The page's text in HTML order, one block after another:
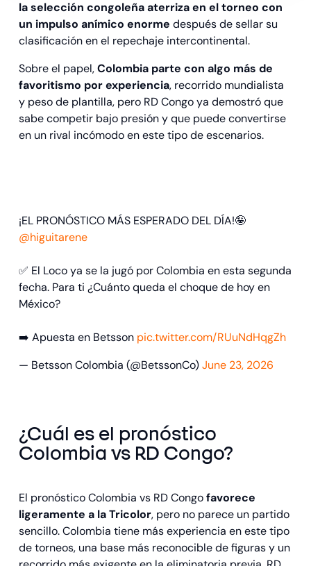
la selección congoleña aterriza en el torneo con
un impulso anímico enorme después de sellar su
clasificación en el repechaje intercontinental.
Sobre el papel,Colombia parte con algo más de
favoritismo por experiencia, recorrido mundialista
y peso de plantilla, pero RD Congo ya demostró que
sabe competir bajo presión y que puede convertirse
en un rival incómodo en este tipo de escenarios.
¡EL PRONÓSTICO MÁS ESPERADO DEL DÍA!🤪
@higuitarene
✅ El Loco ya se la jugó por Colombia en esta segunda
fecha. Para ti ¿Cuánto queda el choque de hoy en
México?
➡️ Apuesta en Betsson pic.twitter.com/RUuNdHqgZh
— Betsson Colombia (@BetssonCo)June 23, 2026
¿Cuál es el pronóstico
Colombia vs RD Congo?
El pronóstico Colombia vs RD Congofavorece
ligeramente a la Tricolor, pero no parece un partido
sencillo. Colombia tiene más experiencia en este tipo
de torneos, una base más reconocible de figuras y un